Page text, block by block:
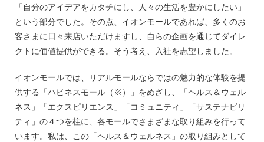
「自分のアイデアをカタチにし、人々の生活を豊かにしたい」
という部分でした。その点、イオンモールであれば、多くのお
客さまに日々来店いただけますし、自らの企画を通じてダイレ
クトに価値提供ができる。そう考え、入社を志望しました。
イオンモールでは、リアルモールならではの魅力的な体験を提
供する「ハピネスモール（※）」をめざし、「ヘルス＆ウェル
ネス」「エクスピリエンス」「コミュニティ」「サステナビリ
ティ」の４つを柱に、各モールでさまざまな取り組みを行って
います。私は、この「ヘルス＆ウェルネス」の取り組みとして